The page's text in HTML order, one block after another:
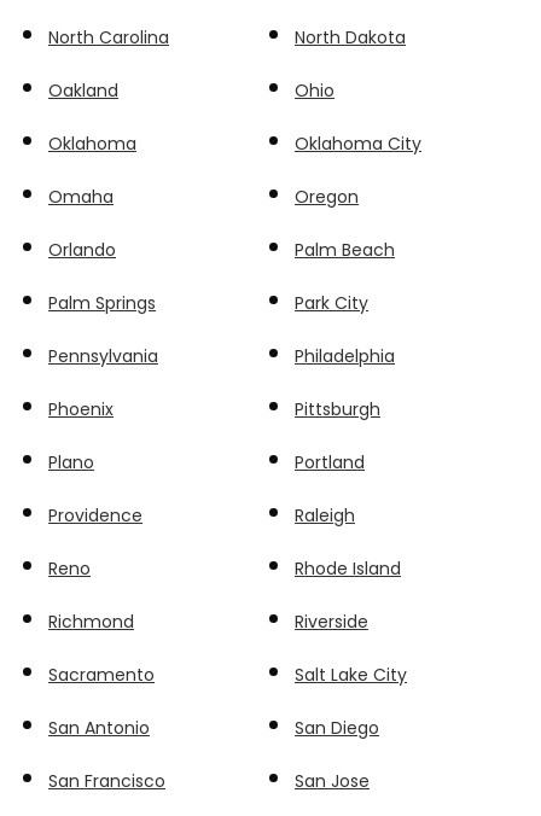
North Carolina North Dakota
Oakland Ohio
Oklahoma Oklahoma City
Omaha Oregon
Orlando Palm Beach
Palm Springs Park City
Pennsylvania Philadelphia
Phoenix Pittsburgh
Plano Portland
Providence Raleigh
Reno Rhode Island
Richmond Riverside
Sacramento Salt Lake City
San Antonio San Diego
San Francisco San Jose